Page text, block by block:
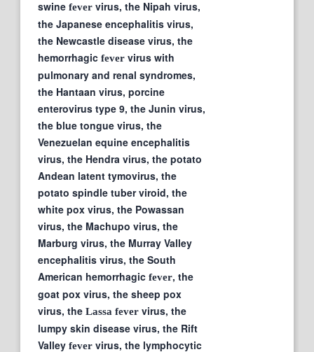
swine fever virus, the Nipah virus,
the Japanese encephalitis virus,
the Newcastle disease virus, the
hemorrhagic fever virus with
pulmonary and renal syndromes,
the Hantaan virus, porcine
enterovirus type 9, the Junin virus,
the blue tongue virus, the
Venezuelan equine encephalitis
virus, the Hendra virus, the potato
Andean latent tymovirus, the
potato spindle tuber viroid, the
white pox virus, the Powassan
virus, the Machupo virus, the
Marburg virus, the Murray Valley
encephalitis virus, the South
American hemorrhagic fever, the
goat pox virus, the sheep pox
virus, the Lassa fever virus, the
lumpy skin disease virus, the Rift
Valley fever virus, the lymphocytic